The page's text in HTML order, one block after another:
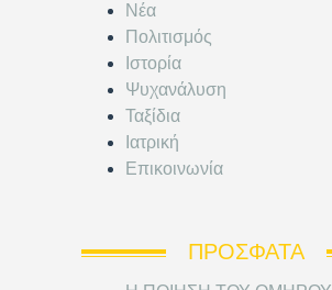
Νέα
Πολιτισμός
Ιστορία
Ψυχανάλυση
Ταξίδια
Ιατρική
Επικοινωνία
ΠΡΌΣΦΑΤΑ